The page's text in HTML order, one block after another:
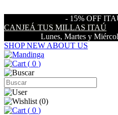
- 15% OFF
CANJEÁ TUS MILLAS ITAÚ
Lunes, Martes y
SHOP NEW ABOUT US
( 0 )
(0)
( 0 )